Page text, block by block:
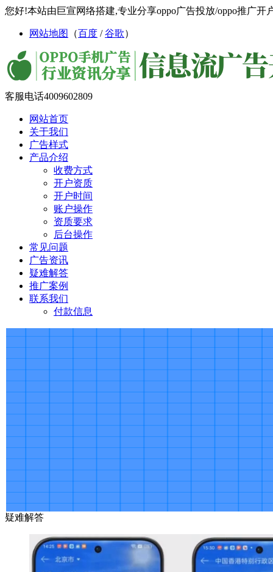
您好!本站由巨宣网络搭建,专业分享oppo广告投放/oppo推广开
网站地图 （百度 /谷歌）
客服电话4009602809
网站首页
关于我们
广告样式
产品介绍
收费方式
开户资质
开户时间
账户操作
资质要求
后台操作
常见问题
广告资讯
疑难解答
推广案例
联系我们
付款信息
疑难解答